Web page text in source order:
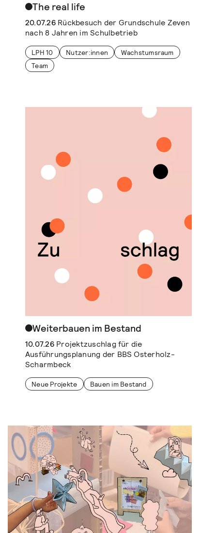
The real life
20.07.26Rückbesuch der Grundschule Zeven
nach 8 Jahren im Schulbetrieb
LPH 10 Nutzer:innen
Wachstumsraum
Team
Weiterbauen im Bestand
10.07.26Projektzuschlag für die
Ausführungsplanung der BBS Osterholz-
Scharmbeck
Neue Projekte Bauen im Bestand